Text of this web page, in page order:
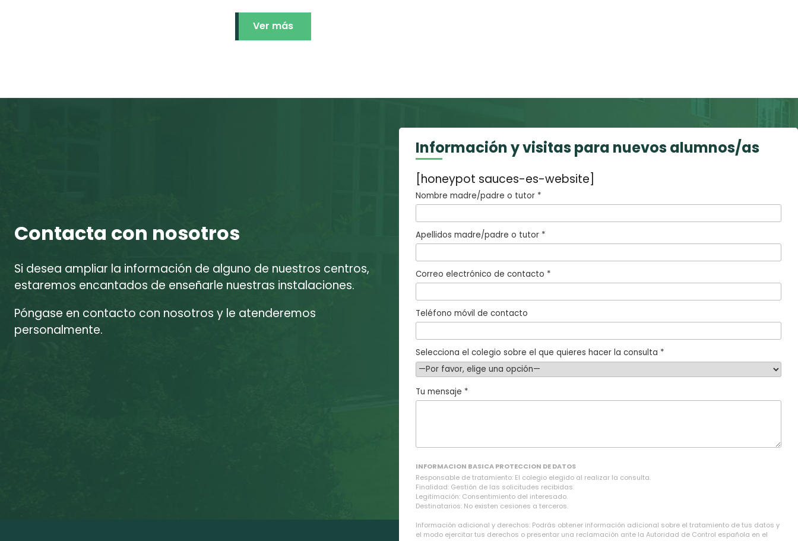
Ver más
Contacta con nosotros
Si desea ampliar la información de alguno de nuestros centros,
estaremos encantados de enseñarle nuestras instalaciones.
Póngase en contacto con nosotros y le atenderemos
personalmente.
Información y visitas para nuevos alumnos/as
[honeypot sauces-es-website]
Nombre madre/padre o tutor *
Apellidos madre/padre o tutor *
Correo electrónico de contacto *
Teléfono móvil de contacto
Selecciona el colegio sobre el que quieres hacer la consulta *
Tu mensaje *
INFORMACION BASICA PROTECCION DE DATOS
Responsable de tratamiento: El colegio elegido al realizar la consulta.
Finalidad: Gestión de las solicitudes recibidas.
Legitimación: Consentimiento del interesado.
Destinatarios: No existen cesiones a terceros.
Información adicional y derechos: Podrás obtener información adicional sobre el tratamiento de tus datos y
el modo ejercitar tus derechos o presentar una reclamación ante la Autoridad de Control española en el